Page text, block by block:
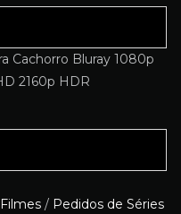
/ Pedidos de Séries